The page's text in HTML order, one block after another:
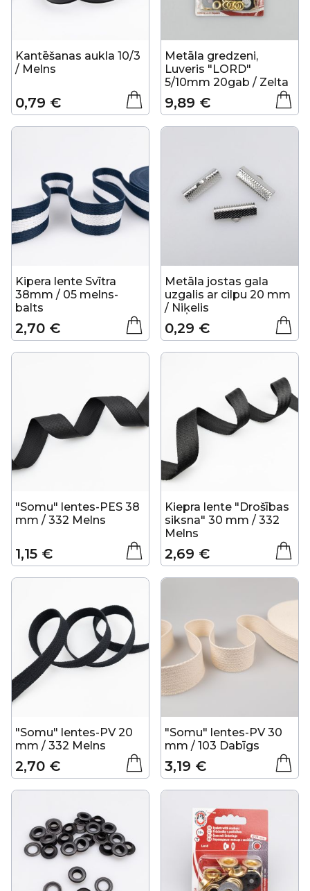
Kantēšanas aukla 10/3
/ Melns
0,79 €
Metāla gredzeni,
Luveris "LORD"
5/10mm 20gab / Zelta
9,89 €
Kipera lente Svītra
38mm / 05 melns-
balts
2,70 €
Metāla jostas gala
uzgalis ar cilpu 20 mm
/ Niķelis
0,29 €
"Somu" lentes-PES 38
mm / 332 Melns
1,15 €
Kiepra lente "Drošības
siksna" 30 mm / 332
Melns
2,69 €
"Somu" lentes-PV 20
mm / 332 Melns
2,70 €
"Somu" lentes-PV 30
mm / 103 Dabīgs
3,19 €